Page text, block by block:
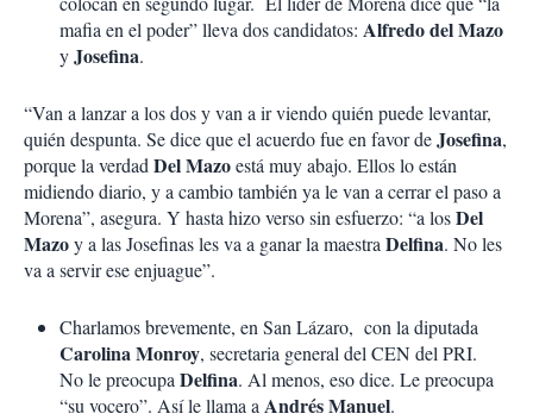
mafia en el poder” lleva dos candidatos: Alfredo del Mazo
yJosefina.
“Van a lanzar a los dos y van a ir viendo quién puede levantar,
quién despunta. Se dice que el acuerdo fue en favor deJosefina,
porque la verdad Del Mazoestá muy abajo. Ellos lo están
midiendo diario, y a cambio también ya le van a cerrar el paso a
Morena”, asegura. Y hasta hizo verso sin esfuerzo: “a losDel
Mazoy a las Josefinas les va a ganar la maestra Delfina. No les
va a servir ese enjuague”.
Charlamos brevemente, en San Lázaro, con la diputada
Carolina Monroy, secretaria general del CEN del PRI.
No le preocupa Delfina. Al menos, eso dice. Le preocupa
“su vocero”. Así le llama a Andrés Manuel.